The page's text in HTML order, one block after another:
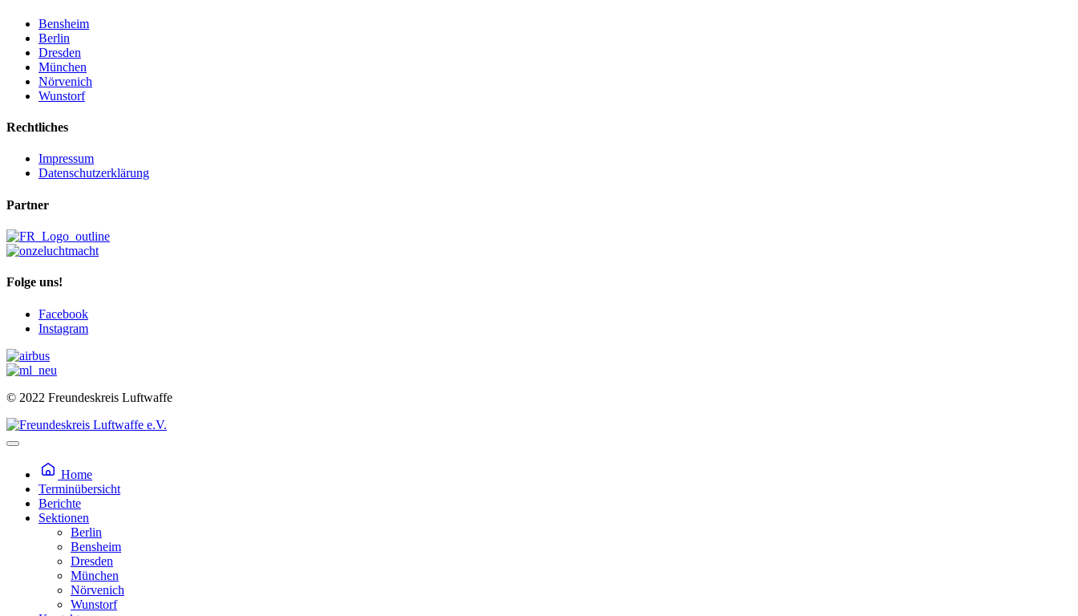
Bensheim
Berlin
Dresden
München
Nörvenich
Wunstorf
Rechtliches
Impressum
Datenschutzerklärung
Partner
Folge uns!
Facebook
Instagram
© 2022 Freundeskreis Luftwaffe
Home
Terminübersicht
Berichte
Sektionen
Berlin
Bensheim
Dresden
München
Nörvenich
Wunstorf